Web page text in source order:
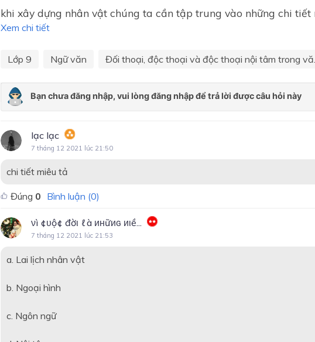
khi xây dựng nhân vật chúng ta cần tập trung vào những chi tiết
Xem chi tiết
Lớp 9 Ngữ văn Đối thoại, độc thoại và độc thoại nội tâm trong
lạc lạc
7 tháng 12 2021 lúc 21:50
chi tiết miêu tả
Đúng 0 Bình luận (0)
νì ¢υộ¢ đờι ℓà инữиɢ иιề...
7 tháng 12 2021 lúc 21:53
a. Lai lịch nhân vật
b. Ngoại hình
c. Ngôn ngữ